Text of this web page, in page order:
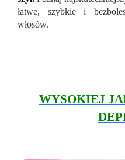
łatwe, szybkie i
włosów.
WYSOKIEJ